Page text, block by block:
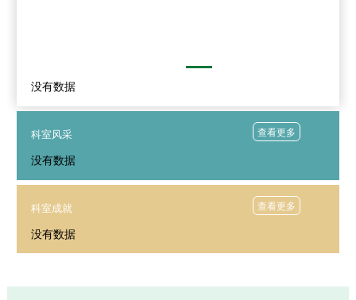
没有数据
科室风采 查看更多
没有数据
科室成就 查看更多
没有数据